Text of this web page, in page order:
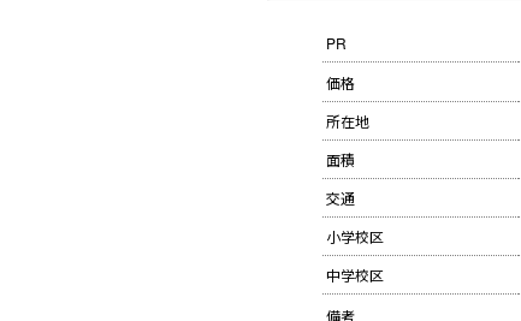
PR
価格
所在地
面積
交通
小学校区
中学校区
備考